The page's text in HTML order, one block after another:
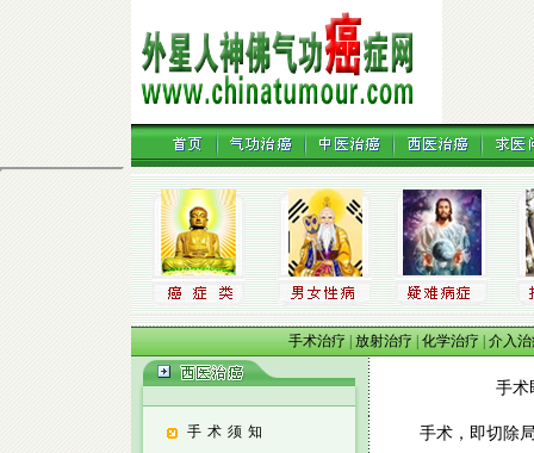
手术治疗|放射治疗|化学治疗|介入
手术须知
手术即切
手术，即切除局